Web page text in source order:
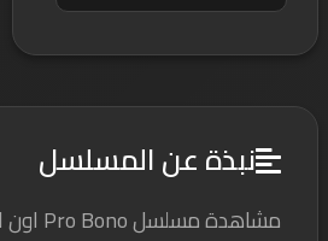
نبذة عن المسلسل
مشاهدة مسلسل Pro Bono اون لاين